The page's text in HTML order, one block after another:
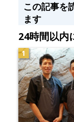
この記事を
ます
24時間以内